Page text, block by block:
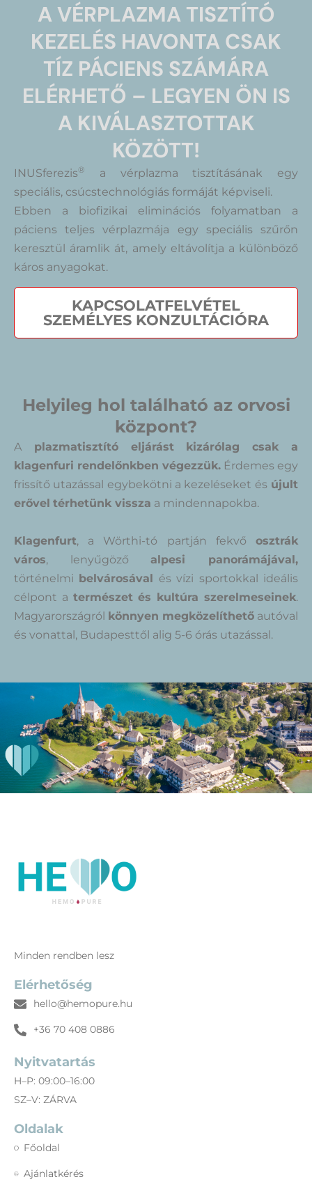
A VÉRPLAZMA TISZTÍTÓ
KEZELÉS HAVONTA CSAK
TÍZ PÁCIENS SZÁMÁRA
ELÉRHETŐ – LEGYEN ÖN IS
A KIVÁLASZTOTTAK
KÖZÖTT!
INUSferezis®
a vérplazma tisztításának egy
speciális, csúcstechnológiás formáját képviseli.
Ebben a biofizikai eliminációs folyamatban a
páciens teljes vérplazmája egy speciális szűrőn
keresztül áramlik át, amely eltávolítja a különböző
káros anyagokat.
KAPCSOLATFELVÉTEL
SZEMÉLYES KONZULTÁCIÓRA
Helyileg hol található az orvosi
központ?
A plazmatisztító eljárást kizárólag csak a
klagenfuri rendelőnkben végezzük. Érdemes egy
frissítő utazással egybekötni a kezeléseket és újult
erővel térhetünk vissza a mindennapokba.
Klagenfurt, a Wörthi-tó partján fekvő osztrák
város, lenyűgözőalpesi panorámájával,
történelmi belvárosával
és vízi sportokkal ideális
célpont a természet és kultúra szerelmeseinek.
Magyarországról
könnyen megközelíthető autóval
és vonattal, Budapesttől alig 5-6 órás utazással.
Minden rendben lesz
Elérhetőség
hello@hemopure.hu
+36 70 408 0886
Nyitvatartás
H–P: 09:00–16:00
SZ–V: ZÁRVA
Oldalak
Főoldal
Ajánlatkérés